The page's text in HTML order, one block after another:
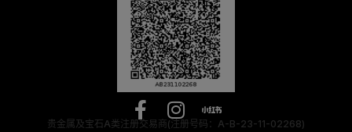
贵金属及宝石A类注册交易商(注册号码：A-B-23-11-02268)